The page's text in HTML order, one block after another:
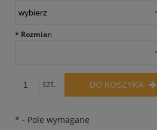
* Rozmiar:
szt. DO KOSZYKA
* - Pole wymagane